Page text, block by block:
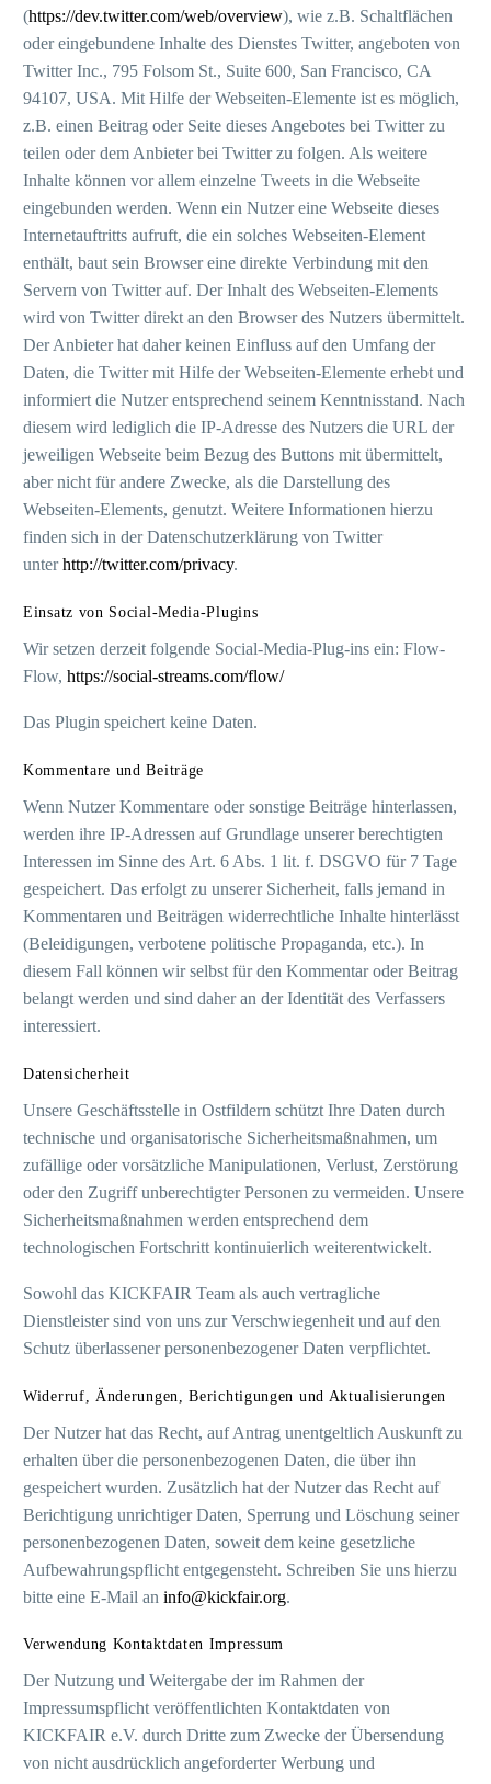
(https://dev.twitter.com/web/overview), wie z.B. Schaltflächen
oder eingebundene Inhalte des Dienstes Twitter, angeboten von
Twitter Inc., 795 Folsom St., Suite 600, San Francisco, CA
94107, USA. Mit Hilfe der Webseiten-Elemente ist es möglich,
z.B. einen Beitrag oder Seite dieses Angebotes bei Twitter zu
teilen oder dem Anbieter bei Twitter zu folgen. Als weitere
Inhalte können vor allem einzelne Tweets in die Webseite
eingebunden werden. Wenn ein Nutzer eine Webseite dieses
Internetauftritts aufruft, die ein solches Webseiten-Element
enthält, baut sein Browser eine direkte Verbindung mit den
Servern von Twitter auf. Der Inhalt des Webseiten-Elements
wird von Twitter direkt an den Browser des Nutzers übermittelt.
Der Anbieter hat daher keinen Einfluss auf den Umfang der
Daten, die Twitter mit Hilfe der Webseiten-Elemente erhebt und
informiert die Nutzer entsprechend seinem Kenntnisstand. Nach
diesem wird lediglich die IP-Adresse des Nutzers die URL der
jeweiligen Webseite beim Bezug des Buttons mit übermittelt,
aber nicht für andere Zwecke, als die Darstellung des
Webseiten-Elements, genutzt. Weitere Informationen hierzu
finden sich in der Datenschutzerklärung von Twitter
unterhttp://twitter.com/privacy.
Einsatz von Social-Media-Plugins
Wir setzen derzeit folgende Social-Media-Plug-ins ein: Flow-
Flow, https://social-streams.com/flow/
Das Plugin speichert keine Daten.
Kommentare und Beiträge
Wenn Nutzer Kommentare oder sonstige Beiträge hinterlassen,
werden ihre IP-Adressen auf Grundlage unserer berechtigten
Interessen im Sinne des Art. 6 Abs. 1 lit. f. DSGVO für 7 Tage
gespeichert. Das erfolgt zu unserer Sicherheit, falls jemand in
Kommentaren und Beiträgen widerrechtliche Inhalte hinterlässt
(Beleidigungen, verbotene politische Propaganda, etc.). In
diesem Fall können wir selbst für den Kommentar oder Beitrag
belangt werden und sind daher an der Identität des Verfassers
interessiert.
Datensicherheit
Unsere Geschäftsstelle in Ostfildern schützt Ihre Daten durch
technische und organisatorische Sicherheitsmaßnahmen, um
zufällige oder vorsätzliche Manipulationen, Verlust, Zerstörung
oder den Zugriff unberechtigter Personen zu vermeiden. Unsere
Sicherheitsmaßnahmen werden entsprechend dem
technologischen Fortschritt kontinuierlich weiterentwickelt.
Sowohl das KICKFAIR Team als auch vertragliche
Dienstleister sind von uns zur Verschwiegenheit und auf den
Schutz überlassener personenbezogener Daten verpflichtet.
Widerruf, Änderungen, Berichtigungen und Aktualisierungen
Der Nutzer hat das Recht, auf Antrag unentgeltlich Auskunft zu
erhalten über die personenbezogenen Daten, die über ihn
gespeichert wurden. Zusätzlich hat der Nutzer das Recht auf
Berichtigung unrichtiger Daten, Sperrung und Löschung seiner
personenbezogenen Daten, soweit dem keine gesetzliche
Aufbewahrungspflicht entgegensteht. Schreiben Sie uns hierzu
bitte eine E-Mail an info@kickfair.org.
Verwendung Kontaktdaten Impressum
Der Nutzung und Weitergabe der im Rahmen der
Impressumspflicht veröffentlichten Kontaktdaten von
KICKFAIR e.V. durch Dritte zum Zwecke der Übersendung
von nicht ausdrücklich angeforderter Werbung und